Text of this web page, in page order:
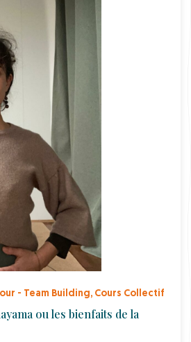
- Team Building, Cours Collectif
ou les bienfaits de la